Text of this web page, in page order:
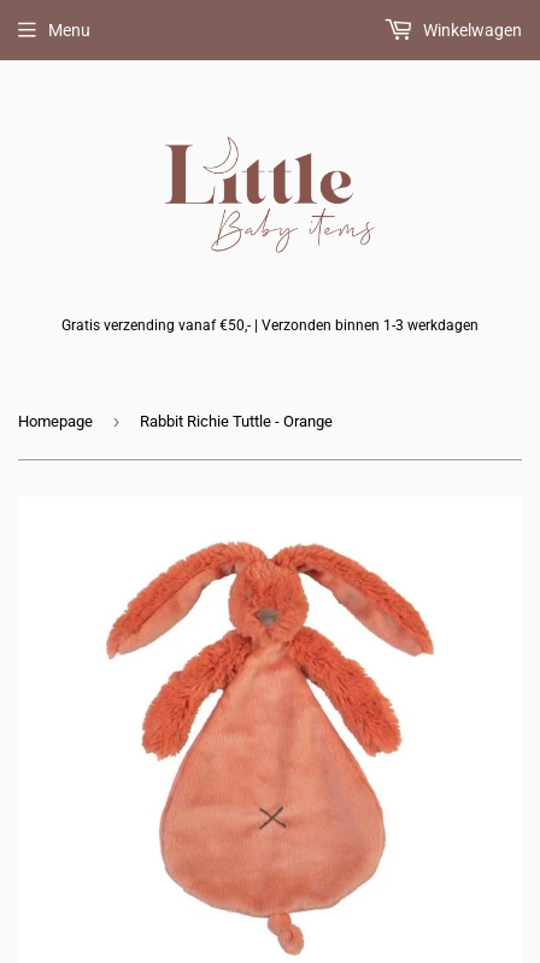
Gratis verzending vanaf €50,- | Verzonden binnen 1-3 werkdagen
Menu Winkelwagen
Homepage › Rabbit Richie Tuttle - Orange